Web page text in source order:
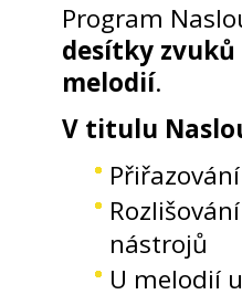
Program
desítky
melodií.
V titulu
nástrojů
U melodií